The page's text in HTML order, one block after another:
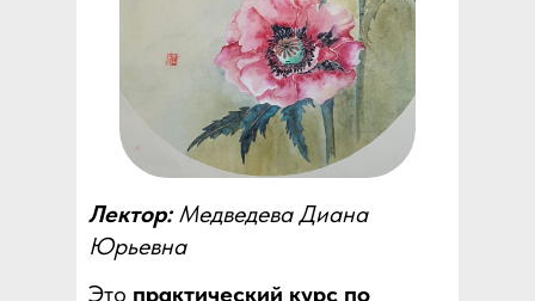
Это практический курс по
Лектор: Медведева Диана
Юрьевна